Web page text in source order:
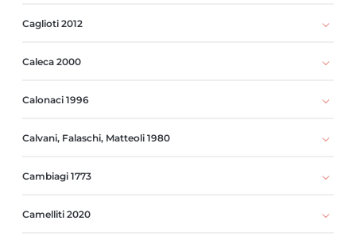
Caglioti 2012
Caleca 2000
Calonaci 1996
Calvani, Falaschi, Matteoli 1980
Cambiagi 1773
Camelliti 2020